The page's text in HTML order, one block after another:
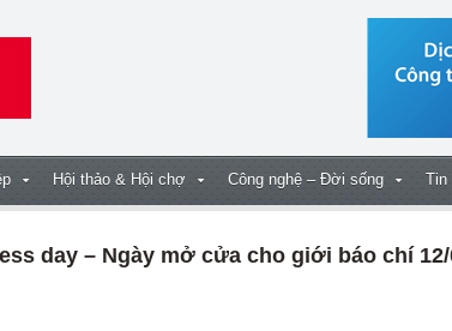
Hội thảo & Hội chợ Công nghệ – Đời sống Tin
day – Ngày mở cửa cho giới báo chí 12/